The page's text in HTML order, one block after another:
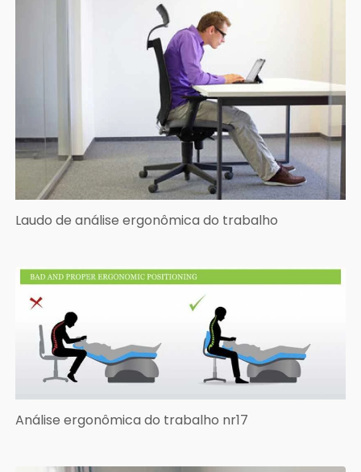
Laudo de análise ergonômica do trabalho
Análise ergonômica do trabalho nr17